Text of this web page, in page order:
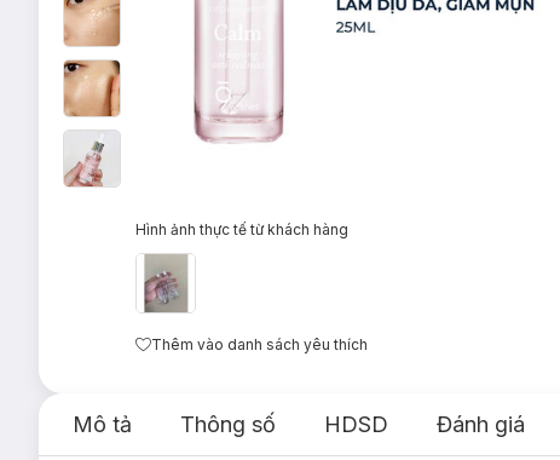
Hình ảnh thực tế từ khách hàng
Thêm vào danh sách yêu thích
Mô tả Thông số HDSD Đánh giá